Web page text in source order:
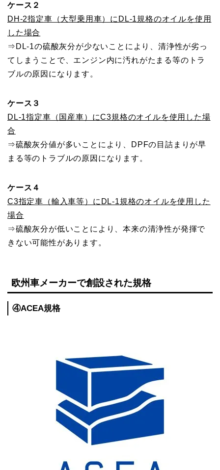
ケース２
DH-2指定車（大型乗用車）にDL-1規格のオイルを使用
した場合
⇒DL-1の硫酸灰分が少ないことにより、清浄性が劣っ
てしまうことで、エンジン内に汚れがたまる等のトラ
ブルの原因になります。
ケース３
DL-1指定車（国産車）にC3規格のオイルを使用した場
合
⇒硫酸灰分値が多いことにより、DPFの目詰まりが早
まる等のトラブルの原因になります。
ケース４
C3指定車（輸入車等）にDL-1規格のオイルを使用した
場合
⇒硫酸灰分が低いことにより、本来の清浄性が発揮で
きない可能性があります。
欧州車メーカーで創設された規格
④ACEA規格